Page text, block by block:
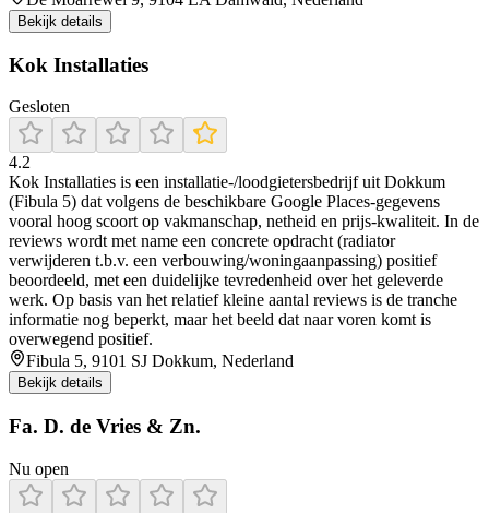
Bekijk details
Kok Installaties
Gesloten
4.2
Kok Installaties is een installatie-/loodgietersbedrijf uit Dokkum
(Fibula 5) dat volgens de beschikbare Google Places-gegevens
vooral hoog scoort op vakmanschap, netheid en prijs-kwaliteit. In de
reviews wordt met name een concrete opdracht (radiator
verwijderen t.b.v. een verbouwing/woningaanpassing) positief
beoordeeld, met een duidelijke tevredenheid over het geleverde
werk. Op basis van het relatief kleine aantal reviews is de tranche
informatie nog beperkt, maar het beeld dat naar voren komt is
overwegend positief.
Fibula 5, 9101 SJ Dokkum, Nederland
Bekijk details
Fa. D. de Vries & Zn.
Nu open